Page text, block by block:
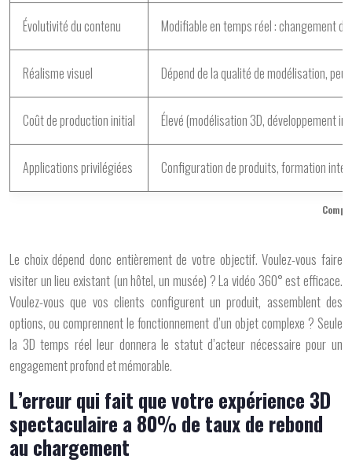
Évolutivité du contenu Modifiable en temps réel : changement
Réalisme visuel Dépend de la qualité de modélisation,
Coût de production initial Élevé (modélisation 3D, développement
Applications privilégiées Configuration de produits, formation
Le choix dépend donc entièrement de votre objectif. Voulez-vous faire
visiter un lieu existant (un hôtel, un musée) ? La vidéo 360° est efficace.
Voulez-vous que vos clients configurent un produit, assemblent des
options, ou comprennent le fonctionnement d’un objet complexe ? Seule
la 3D temps réel leur donnera le statut d’acteur nécessaire pour un
engagement profond et mémorable.
L’erreur qui fait que votre expérience 3D
spectaculaire a 80% de taux de rebond
au chargement